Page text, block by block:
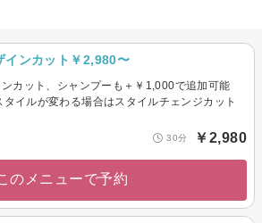
インカット￥2,980〜
カット、シャンプーも＋￥1,000で追加可能
イルが変わる場合はスタイルチェンジカット
30分 ￥2,980
のメニューで予約